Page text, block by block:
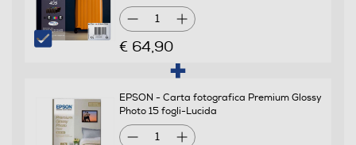
1
€ 64,90
EPSON - Carta fotografica Premium Glossy
Photo 15 fogli-Lucida
1